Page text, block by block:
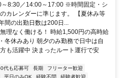
～8:30／14:00～17:00 ※時間固定・シ
カレンダーに準じます。 【夏休み等
間の出勤日数は200日...
理なく働ける！ 時給1,500円の高時給
冬休みあり 朝夕のみ勤務で日中は自
も活躍中 決まったルート運行で安
代も応募可 長期
フリーター歓迎
平日のみOK 経験不問
経験者歓迎